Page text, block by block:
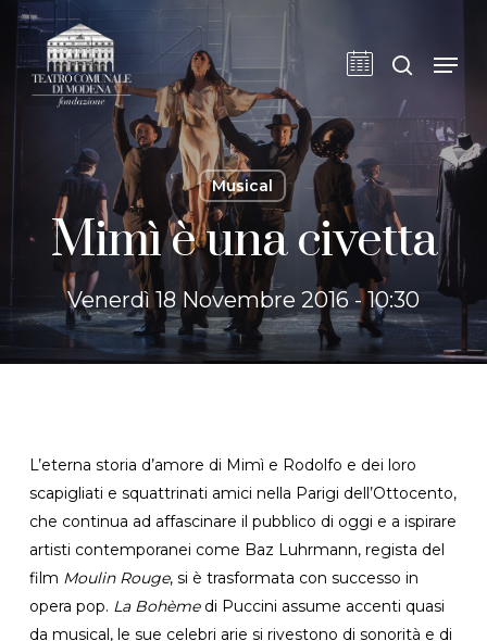
Skip
main
content
Musical
Mimì è una civetta
Venerdì 18 Novembre 2016 - 10:30
L’eterna storia d’amore di Mimì e Rodolfo e dei loro
scapigliati e squattrinati amici nella Parigi dell’Ottocento,
che continua ad affascinare il pubblico di oggi e a ispirare
artisti contemporanei come Baz Luhrmann, regista del
film Moulin Rouge, si è trasformata con successo in
opera pop. La Bohèmedi Puccini assume accenti quasi
da musical, le sue celebri arie si rivestono di sonorità e di